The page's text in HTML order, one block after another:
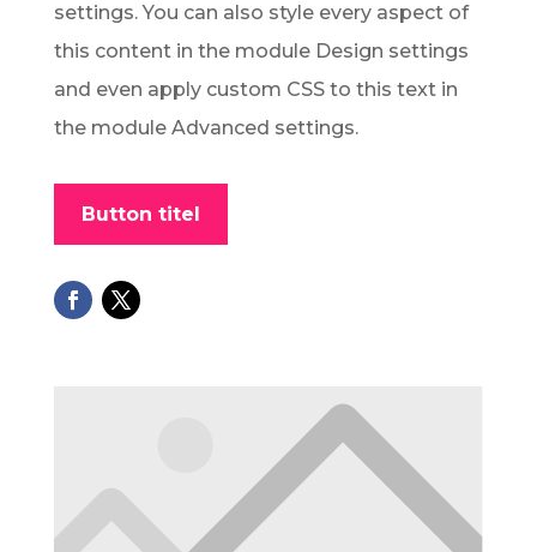
settings. You can also style every aspect of
this content in the module Design settings
and even apply custom CSS to this text in
the module Advanced settings.
Button titel